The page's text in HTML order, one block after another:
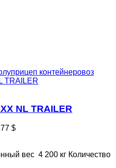
контейнеровоз
TRAILER
NL TRAILER
$
вес 4 200 кг Количество